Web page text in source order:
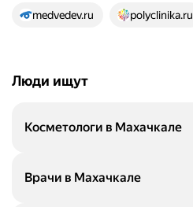
20 источников
medvedev.ru polyclinika.ru
Люди ищут
Косметологи в Махачкале
Врачи в Махачкале